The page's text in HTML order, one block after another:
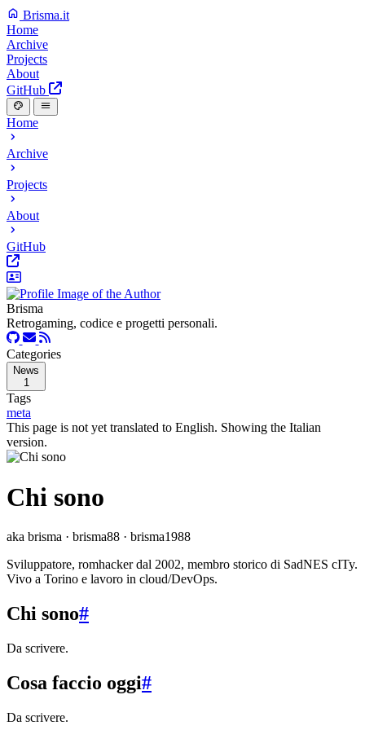
Brisma.it
Home
Archive
Projects
About
GitHub
Home
Archive
Projects
About
GitHub
Brisma
Retrogaming, codice e progetti personali.
Categories
News
1
Tags
meta
This page is not yet translated to English. Showing the Italian
version.
Chi sono
aka brisma · brisma88 · brisma1988
Sviluppatore, romhacker dal 2002, membro storico di SadNES cITy.
Vivo a Torino e lavoro in cloud/DevOps.
Chi sono#
Da scrivere.
Cosa faccio oggi#
Da scrivere.